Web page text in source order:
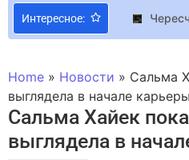
Интересное:
Home » Новости » Сальма
выглядела в начале карьеры
Сальма Хайек
выглядела в